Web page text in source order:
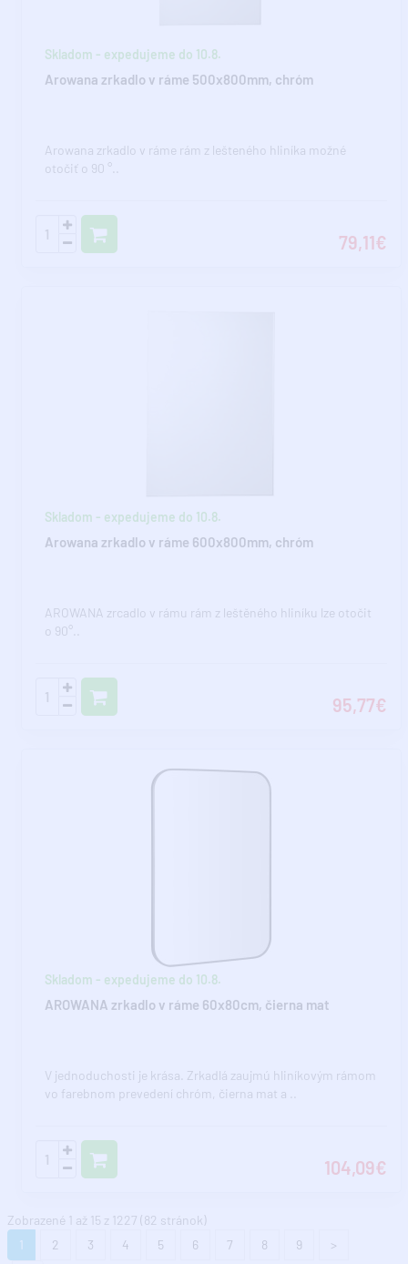
Skladom - expedujeme do 10.8.
Arowana zrkadlo v ráme 500x800mm, chróm
Arowana zrkadlo v ráme rám z lešteného hliníka možné
otočiť o 90 °..
79,11€
Skladom - expedujeme do 10.8.
Arowana zrkadlo v ráme 600x800mm, chróm
AROWANA zrcadlo v rámu rám z leštěného hliníku lze otočit
o 90°..
95,77€
Skladom - expedujeme do 10.8.
AROWANA zrkadlo v ráme 60x80cm, čierna mat
V jednoduchosti je krása. Zrkadlá zaujmú hliníkovým rámom
vo farebnom prevedení chróm, čierna mat a ..
104,09€
Zobrazené 1 až 15 z 1227 (82 stránok)
1
2 3 4 5 6 7 8 9
>